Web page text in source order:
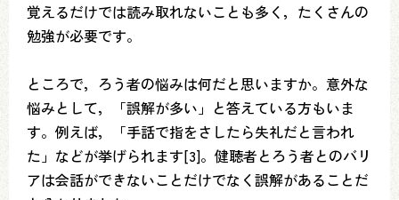
覚えるだけでは読み取れないことも多く，たくさんの
勉強が必要です。
ところで，ろう者の悩みは何だと思いますか。意外な
悩みとして，「誤解が多い」と答えている方もいま
す。例えば，「手話で指をさしたら失礼だと言われ
た」などが挙げられます[3]。健聴者とろう者とのバリ
アは会話ができないことだけでなく誤解があることだ